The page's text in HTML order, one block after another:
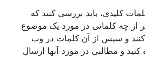
کلیدی، باید بررسی کنید که
از چه کلماتی در مورد یک موضوع
و سپس از آن کلمات در وب
و مطالبی در مورد آنها ارسال